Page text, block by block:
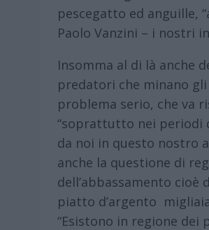
pescegatto ed anguille,
Paolo Vanzini – i nostri
Insomma al di là anche
predatori che minano
problema serio, che va
“soprattutto nei periodi
da noi in questo nostro
anche la questione di
dell’abbassamento cioè
piatto d’argento
“Esistono in regione